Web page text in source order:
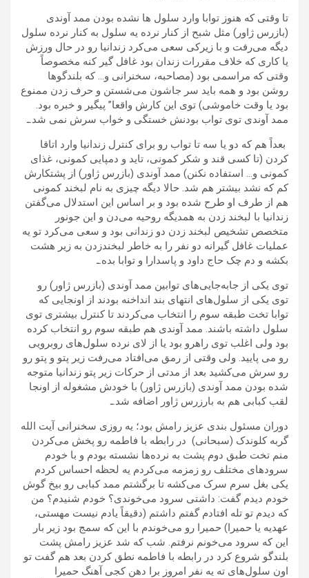
تا وقتی که هنوز توابا وارد سلول ها نشده بودن ممد آوندی
(بازرس ژاور) مثل شبح از کنار نرده یه سلول به کنار نرده سلول
دیگه می‌رفت و با زیرکی سعی می‌کرد زندانیا رو در حال ورزش
یا کاری که خلاف مقررات زندان بود غافل گیر کنه مخصوصاً
وقتی که مراسمی بود (مصاحبه، سخنرانی و… که بلندگوها
روشن بود و همه باید سر جاشون می‌شستن و حرف زدن ممنوع
بود یا وقت خاموشی) توی این کارش واقعا” پیگیر و خبره بود.
ممد آوندی توی تواب بودنش خستگی و خواب سرش نمی شد.ـ
بعداً هم که دو یا سه تا تواب رو برای کنترل زندانیا وارد اتاقا
کردن (تا کسی قند و شکر کمونی، تاید و دمپایی کمونی، غذای
کمونی و… استفاده نکنن) ممد آوندی (بازرس ژاور) از پشتکارش
کم که نشد بیشتر هم شد. حالا دیگه چیزی به نام لبخند کمونی
هم از طرف او طرح شده بود و بر اساس این استدلال می‌گفتن
زندانیا با لبخند زدن به همدیگه روحیه می‌دن و این جونور
متخصص تشخیص لبخند زدن دو زندانی بود و سعی می‌کرد تو یه
عملیات غافل گیرانه دو نفر را به خاطر لبخندزدن به زیر هشت
بکشه و دم چک حاج داود و پاسدارا و توابا بده.ـ
توی یکی از جابه‌جایی‌های توابین ممد آوندی (بازرس ژاور) رو
توی یکی از سلول‌های انتهای بند انداخنه بودند از اونجایی که
توابا تخت طبقه سوم را انتخاب می‌کردند تا کنترل بیشتری توی
سلول داشته باشند. ممد آوندی هم طبقه سوم رو انتخاب کرده
بود ولی اغلب توی راهرو بود یا از لای نرده سلول‌های روبرویی
رو می پایید. ولی وقتی از رمق می‌افتاد می‌رفت زیر پتو و پتو رو
رو سرش می‌کشید بعد از مدتی از حرکات زیر پتو زندانیا متوجه
شده بودن ممد آوندی (بازرس ژاور) با خودش مشغوله از اونجا
لقب کبابی هم به بارزرس ژاور اضافه شد.ـ
دوران مسئول بندی عزیز رامش بود؛ یه روزی سخنرانی آیت الله
گربه کلوندک (سبحانی) در رابطه با فاطمه رو پخش می‌کردن
منم تخت طبق دوم پشت به نرده‌ها نشسته بودم و با خودم
سرودهای مختلف رو زمزمه می‌کردم یه لحظه احساس کردم
یکی بغل سرم سرک می‌کشه تا برگشتم ممد کبابی رو بیخ گوش
خودم دیدم گفت: داشتی سرود می‌خوندی؟ خودم شنیدم؟ من
که دیدم تو تله افتادم گفتم داشتم (دقیقاً یادم نیست مهستی،
عهدیه یا حمیرا) حمیرا رو می‌خوندم با این که سمج بود زیر بار
این که سرود می‌خونم نرفتم. شب که شد عزیز رامش پشت
بلندگو شروع کرد در رابطه با فاطمه نطق کردن بعد هم گفت تو
اون سلول‌های ته یه نفر امروز برا دهن کجی آهنگ حمیرا